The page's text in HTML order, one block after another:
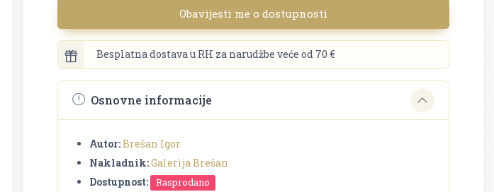
Obavijesti me o dostupnosti
Besplatna dostava u RH za narudžbe veće od 70 €
Osnovne informacije
Autor:Brešan Igor
Nakladnik:Galerija Brešan
Dostupnost:
Rasprodano